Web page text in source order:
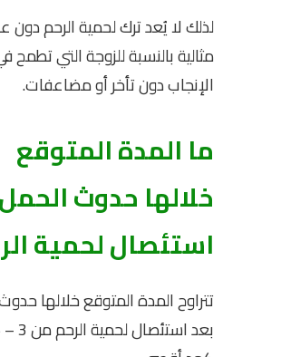
لذلك لا يُعد ترك لحمية الرحم دون
مثالية بالنسبة للزوجة التي تطمح
الإنجاب دون تأخر أو مضاعفات.
ما المدة المتوقع
خلالها حدوث
استئصال لحمية
تتراوح المدة المتوقع خلالها